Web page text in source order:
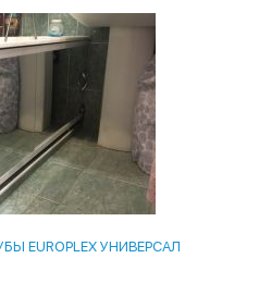
EUROPLEX УНИВЕРСАЛ